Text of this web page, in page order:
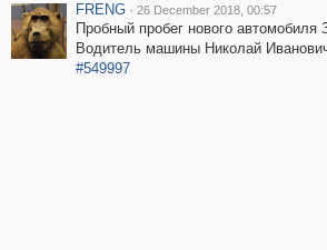
FRENG · 26 December 2018, 00:57
Пробный пробег нового автомобиля
Водитель машины Николай
#549997